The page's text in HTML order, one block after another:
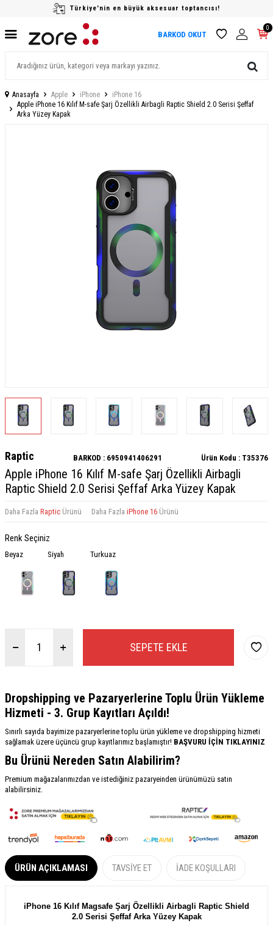
Türkiye'nin en büyük aksesuar toptancısı!
BARKOD OKUT
0
Anasayfa Apple iPhone
iPhone 16
Apple iPhone 16 Kılıf M-safe Şarj Özellikli Airbagli Raptic Shield 2.0 Serisi Şeffaf
Arka Yüzey Kapak
Raptic BARKOD : 6950941406291 Ürün Kodu : T35376
Apple iPhone 16 Kılıf M-safe Şarj Özellikli Airbagli
Raptic Shield 2.0 Serisi Şeffaf Arka Yüzey Kapak
Daha Fazla Raptic Ürünü Daha Fazla iPhone 16 Ürünü
Renk Seçiniz
Beyaz Siyah Turkuaz
SEPETE EKLE
Dropshipping ve Pazaryerlerine Toplu Ürün Yükleme
Hizmeti - 3. Grup Kayıtları Açıldı!
Sınırlı sayıda bayimize pazaryerlerine toplu ürün yükleme ve dropshipping hizmeti
sağlamak üzere üçüncü grup kayıtlarımız başlamıştır! BAŞVURU İÇİN TIKLAYINIZ
Bu Ürünü Nereden Satın Alabilirim?
Premium mağazalarımızdan ve istediğiniz pazaryeinden ürünümüzü satın
alabilirsiniz.
ÜRÜN AÇIKLAMASI TAVSIYE ET İADE KOŞULLARI
iPhone 16 Kılıf Magsafe Şarj Özellikli Airbagli Raptic Shield
2.0 Serisi Şeffaf Arka Yüzey Kapak